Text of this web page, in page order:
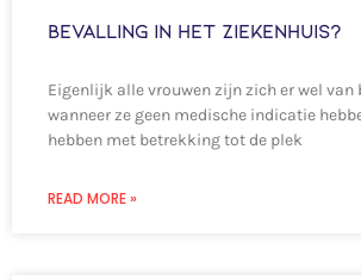
bevalling in het ziekenhuis?
Eigenlijk alle vrouwen zijn zich er wel van
wanneer ze geen medische indicatie
hebben met betrekking tot de plek
READ MORE »